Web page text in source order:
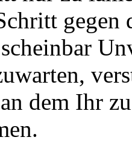
gegen
dem Ihr